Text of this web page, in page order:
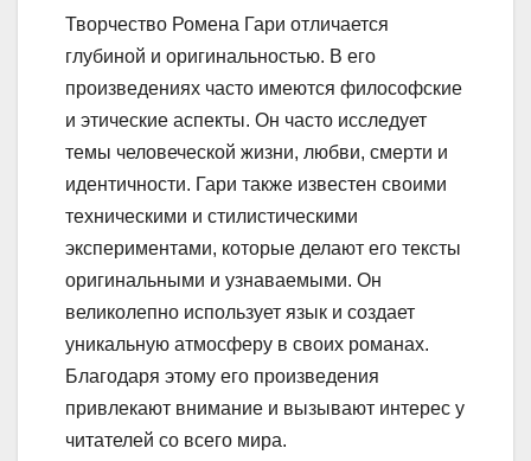
Творчество Ромена Гари отличается
глубиной и оригинальностью. В его
произведениях часто имеются философские
и этические аспекты. Он часто исследует
темы человеческой жизни, любви, смерти и
идентичности. Гари также известен своими
техническими и стилистическими
экспериментами, которые делают его тексты
оригинальными и узнаваемыми. Он
великолепно использует язык и создает
уникальную атмосферу в своих романах.
Благодаря этому его произведения
привлекают внимание и вызывают интерес у
читателей со всего мира.